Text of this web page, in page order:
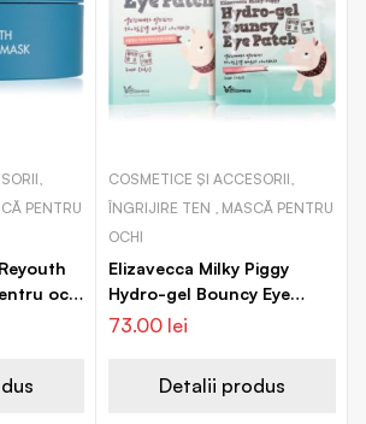
PENTRU
ochi
COSMETICE ȘI ACCESORII,
ÎNGRIJIRE TEN , MASCĂ PENTRU
OCHI
Elizavecca Milky Piggy
Hydro-gel Bouncy Eye
Patch masca
73.00 lei
Detalii produs